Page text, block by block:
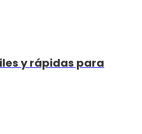
y rápidas para